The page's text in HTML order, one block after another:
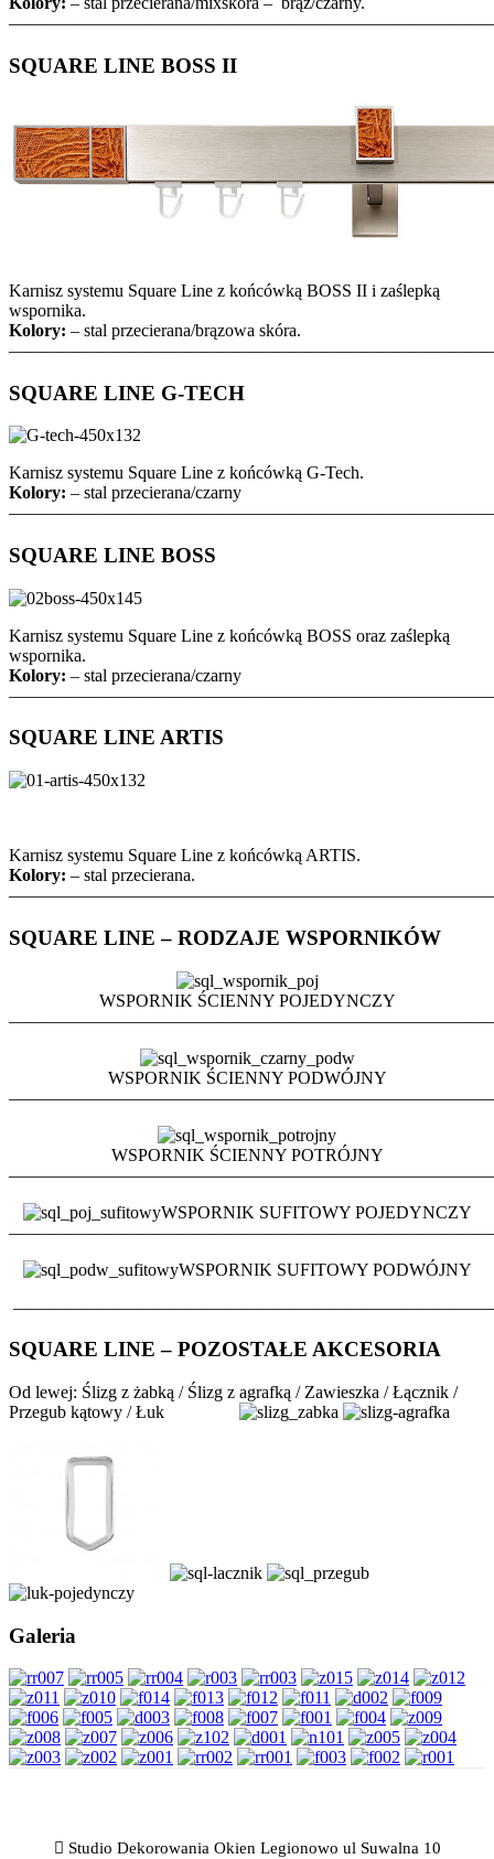
SQUARE LINE BOSS II
Karnisz systemu Square Line z końcówką BOSS II i zaślepką
wspornika.
Kolory: – stal przecierana/brązowa skóra.
SQUARE LINE G-TECH
Karnisz systemu Square Line z końcówką G-Tech.
Kolory: – stal przecierana/czarny
SQUARE LINE BOSS
Karnisz systemu Square Line z końcówką BOSS oraz zaślepką
wspornika.
Kolory: – stal przecierana/czarny
SQUARE LINE ARTIS
Karnisz systemu Square Line z końcówką ARTIS.
Kolory: – stal przecierana.
SQUARE LINE – RODZAJE WSPORNIKÓW
WSPORNIK ŚCIENNY POJEDYNCZY
WSPORNIK ŚCIENNY PODWÓJNY
WSPORNIK ŚCIENNY POTRÓJNY
WSPORNIK SUFITOWY POJEDYNCZY
WSPORNIK SUFITOWY PODWÓJNY
SQUARE LINE – POZOSTAŁE AKCESORIA
Od lewej: Ślizg z żabką / Ślizg z agrafką / Zawieszka / Łącznik /
Przegub kątowy / Łuk
Galeria
Studio Dekorowania Okien Legionowo ul Suwalna 10